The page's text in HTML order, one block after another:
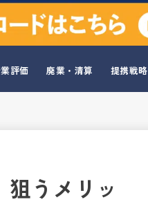
評価 廃業・清算 提携戦略
うメリッ